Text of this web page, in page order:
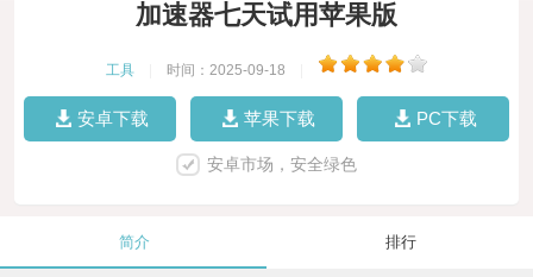
加速器七天试用苹果版
工具 时间：2025-09-18
安卓下载 苹果下载 PC下载
安卓市场，安全绿色
简介 排行